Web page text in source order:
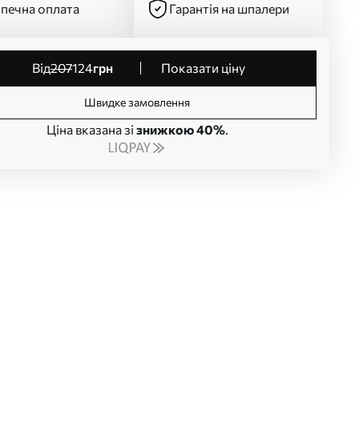
оплата Гарантія на шпалери
від207124грн Показати ціну
Швидке замовлення
Ціна вказана зі знижкою 40%.